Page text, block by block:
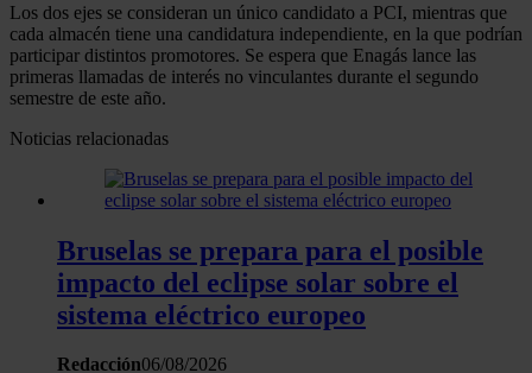
Los dos ejes se consideran un único candidato a PCI, mientras que
cada almacén tiene una candidatura independiente, en la que podrían
participar distintos promotores. Se espera que Enagás lance las
primeras llamadas de interés no vinculantes durante el segundo
semestre de este año.
Noticias relacionadas
Bruselas se prepara para el posible
impacto del eclipse solar sobre el
sistema eléctrico europeo
Redacción06/08/2026